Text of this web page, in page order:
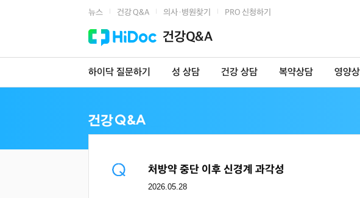
뉴스 건강 Q&A 의사·병원찾기 PRO 신청하기
건강Q&A
하이닥 질문하기 성 상담 건강 상담 복약상담 영양
처방약 중단 이후 신경계 과각성
2026.05.28